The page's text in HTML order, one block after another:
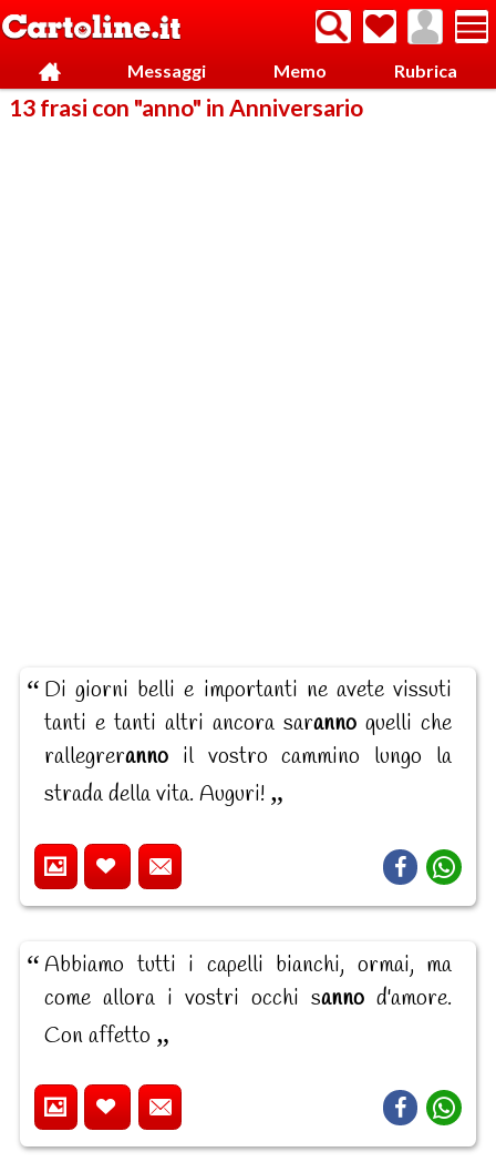
Messaggi Memo Rubrica
13 frasi con "anno" in Anniversario
Di giorni belli e importanti ne avete vissuti
tanti e tanti altri ancora saranno quelli che
rallegreranno il vostro cammino lungo la
strada della vita. Auguri!
Abbiamo tutti i capelli bianchi, ormai, ma
come allora i vostri occhi sanno d'amore.
Con affetto